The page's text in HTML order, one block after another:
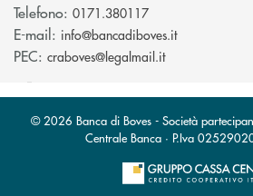
Telefono: 0171.380117
E-mail: info@bancadiboves.it(si apre
PEC: craboves@legalmail.it(si apre l’app
© 2026 Banca di Boves - Società
Centrale Banca · P.Iva